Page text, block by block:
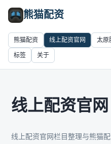
熊猫配资
熊猫配资 线上配资官网 太原
标签 关于
线上配资官网
线上配资官网栏目整理与熊猫